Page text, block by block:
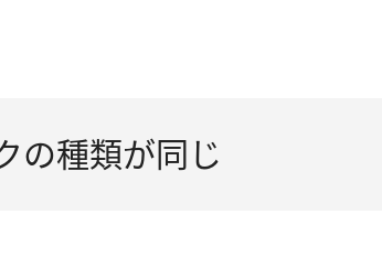
の種類が同じ